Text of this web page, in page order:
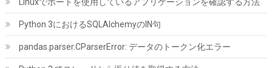
ちら
Python 3におけるSQLAlchemyのIN句
pandas.parser.CParserError: データのトークン化エラー